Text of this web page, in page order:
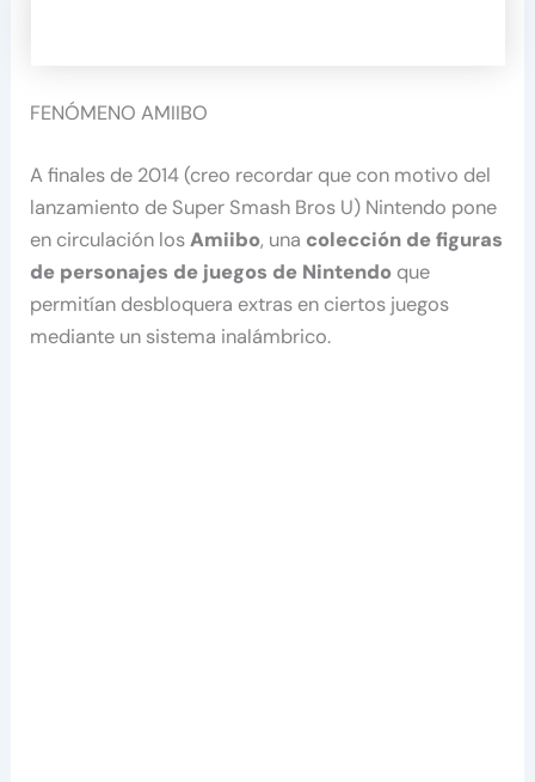
FENÓMENO AMIIBO
A finales de 2014 (creo recordar que con motivo del
lanzamiento de Super Smash Bros U) Nintendo pone
en circulación losAmiibo, una colección de figuras
de personajes de juegos de Nintendo que
permitían desbloquera extras en ciertos juegos
mediante un sistema inalámbrico.